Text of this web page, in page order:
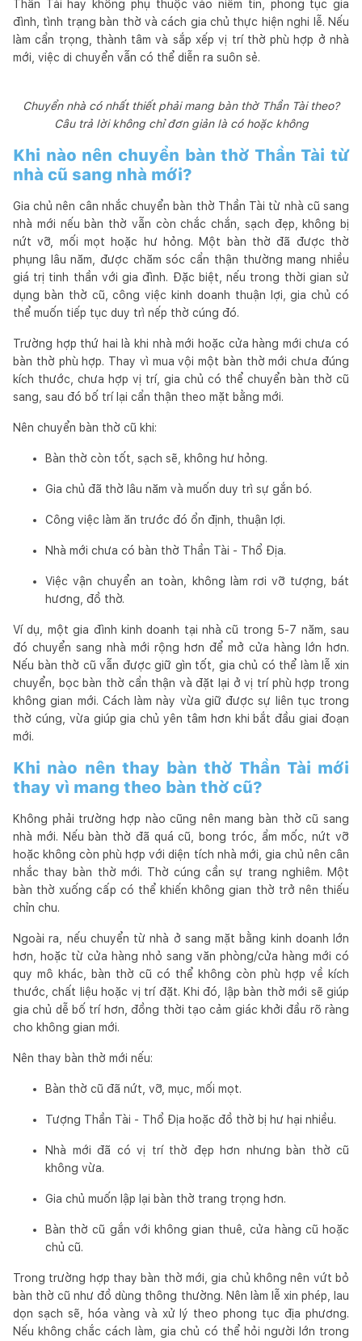
Thần Tài hay không phụ thuộc vào niềm tin, phong tục gia
đình, tình trạng bàn thờ và cách gia chủ thực hiện nghi lễ. Nếu
làm cẩn trọng, thành tâm và sắp xếp vị trí thờ phù hợp ở nhà
mới, việc di chuyển vẫn có thể diễn ra suôn sẻ.
Chuyển nhà có nhất thiết phải mang bàn thờ Thần Tài theo?
Câu trả lời không chỉ đơn giản là có hoặc không
Khi nào nên chuyển bàn thờ Thần Tài từ
nhà cũ sang nhà mới?
Gia chủ nên cân nhắc chuyển bàn thờ Thần Tài từ nhà cũ sang
nhà mới nếu bàn thờ vẫn còn chắc chắn, sạch đẹp, không bị
nứt vỡ, mối mọt hoặc hư hỏng. Một bàn thờ đã được thờ
phụng lâu năm, được chăm sóc cẩn thận thường mang nhiều
giá trị tinh thần với gia đình. Đặc biệt, nếu trong thời gian sử
dụng bàn thờ cũ, công việc kinh doanh thuận lợi, gia chủ có
thể muốn tiếp tục duy trì nếp thờ cúng đó.
Trường hợp thứ hai là khi nhà mới hoặc cửa hàng mới chưa có
bàn thờ phù hợp. Thay vì mua vội một bàn thờ mới chưa đúng
kích thước, chưa hợp vị trí, gia chủ có thể chuyển bàn thờ cũ
sang, sau đó bố trí lại cẩn thận theo mặt bằng mới.
Nên chuyển bàn thờ cũ khi:
Bàn thờ còn tốt, sạch sẽ, không hư hỏng.
Gia chủ đã thờ lâu năm và muốn duy trì sự gắn bó.
Công việc làm ăn trước đó ổn định, thuận lợi.
Nhà mới chưa có bàn thờ Thần Tài - Thổ Địa.
Việc vận chuyển an toàn, không làm rơi vỡ tượng, bát
hương, đồ thờ.
Ví dụ, một gia đình kinh doanh tại nhà cũ trong 5-7 năm, sau
đó chuyển sang nhà mới rộng hơn để mở cửa hàng lớn hơn.
Nếu bàn thờ cũ vẫn được giữ gìn tốt, gia chủ có thể làm lễ xin
chuyển, bọc bàn thờ cẩn thận và đặt lại ở vị trí phù hợp trong
không gian mới. Cách làm này vừa giữ được sự liên tục trong
thờ cúng, vừa giúp gia chủ yên tâm hơn khi bắt đầu giai đoạn
mới.
Khi nào nên thay bàn thờ Thần Tài mới
thay vì mang theo bàn thờ cũ?
Không phải trường hợp nào cũng nên mang bàn thờ cũ sang
nhà mới. Nếu bàn thờ đã quá cũ, bong tróc, ẩm mốc, nứt vỡ
hoặc không còn phù hợp với diện tích nhà mới, gia chủ nên cân
nhắc thay bàn thờ mới. Thờ cúng cần sự trang nghiêm. Một
bàn thờ xuống cấp có thể khiến không gian thờ trở nên thiếu
chỉn chu.
Ngoài ra, nếu chuyển từ nhà ở sang mặt bằng kinh doanh lớn
hơn, hoặc từ cửa hàng nhỏ sang văn phòng/cửa hàng mới có
quy mô khác, bàn thờ cũ có thể không còn phù hợp về kích
thước, chất liệu hoặc vị trí đặt. Khi đó, lập bàn thờ mới sẽ giúp
gia chủ dễ bố trí hơn, đồng thời tạo cảm giác khởi đầu rõ ràng
cho không gian mới.
Nên thay bàn thờ mới nếu:
Bàn thờ cũ đã nứt, vỡ, mục, mối mọt.
Tượng Thần Tài - Thổ Địa hoặc đồ thờ bị hư hại nhiều.
Nhà mới đã có vị trí thờ đẹp hơn nhưng bàn thờ cũ
không vừa.
Gia chủ muốn lập lại bàn thờ trang trọng hơn.
Bàn thờ cũ gắn với không gian thuê, cửa hàng cũ hoặc
chủ cũ.
Trong trường hợp thay bàn thờ mới, gia chủ không nên vứt bỏ
bàn thờ cũ như đồ dùng thông thường. Nên làm lễ xin phép, lau
dọn sạch sẽ, hóa vàng và xử lý theo phong tục địa phương.
Nếu không chắc cách làm, gia chủ có thể hỏi người lớn trong